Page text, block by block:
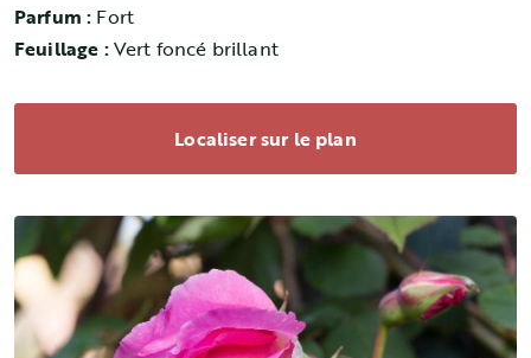
Parfum : Fort
Feuillage :Vert foncé brillant
Localiser sur le plan